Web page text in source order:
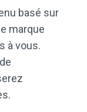
basé sur
marque
à vous.